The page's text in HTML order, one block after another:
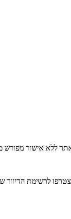
ללא אישור
לרשימת הדיוור